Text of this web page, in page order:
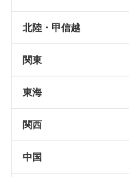
北陸・甲信越
関東
東海
関西
中国